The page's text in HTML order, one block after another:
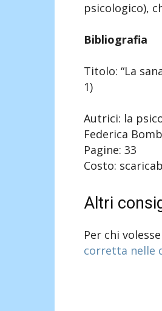
psicologico),
Bibliografia
Titolo: “La
1)
Autrici: la
Federica
Pagine: 33
Costo:
Altri
Per chi
corretta nelle